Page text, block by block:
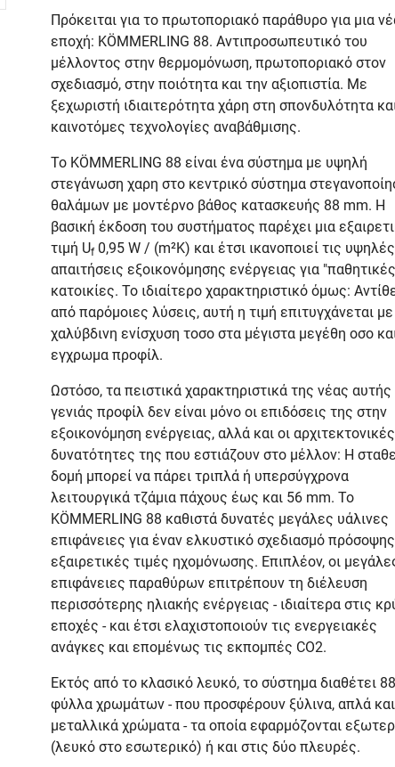
Πρόκειται για το πρωτοποριακό παράθυρο για μια
εποχή: KÖMMERLING 88. Αντιπροσωπευτικό του
μέλλοντος στην θερμομόνωση, πρωτοποριακό στον
σχεδιασμό, στην ποιότητα και την αξιοπιστία. Με
ξεχωριστή ιδιαιτερότητα χάρη στη σπονδυλότητα
καινοτόμες τεχνολογίες αναβάθμισης.
Το KÖMMERLING 88 είναι ένα σύστημα με υψηλή
στεγάνωση χαρη στο κεντρικό σύστημα
θαλάμων με μοντέρνο βάθος κατασκευής 88 mm. Η
βασική έκδοση του συστήματος παρέχει μια
τιμή Uf0,95 W / (m²K) και έτσι ικανοποιεί τις υψηλές
απαιτήσεις εξοικονόμησης ενέργειας για
κατοικίες. Το ιδιαίτερο χαρακτηριστικό όμως:
από παρόμοιες λύσεις, αυτή η τιμή επιτυγχάνεται
χαλύβδινη ενίσχυση τοσο στα μέγιστα μεγέθη οσο
εγχρωμα προφίλ.
Ωστόσο, τα πειστικά χαρακτηριστικά της νέας αυτής
γενιάς προφίλ δεν είναι μόνο οι επιδόσεις της στην
εξοικονόμηση ενέργειας, αλλά και οι αρχιτεκτονικές
δυνατότητες της που εστιάζουν στο μέλλον: Η
δομή μπορεί να πάρει τριπλά ή υπερσύγχρονα
λειτουργικά τζάμια πάχους έως και 56 mm. Το
KÖMMERLING 88 καθιστά δυνατές μεγάλες υάλινες
επιφάνειες για έναν ελκυστικό σχεδιασμό
εξαιρετικές τιμές ηχομόνωσης. Επιπλέον, οι
επιφάνειες παραθύρων επιτρέπουν τη διέλευση
περισσότερης ηλιακής ενέργειας - ιδιαίτερα στις
εποχές - και έτσι ελαχιστοποιούν τις ενεργειακές
ανάγκες και επομένως τις εκπομπές CO2.
Εκτός από το κλασικό λευκό, το σύστημα διαθέτει 88
φύλλα χρωμάτων - που προσφέρουν ξύλινα, απλά και
μεταλλικά χρώματα - τα οποία εφαρμόζονται
(λευκό στο εσωτερικό) ή και στις δύο πλευρές.